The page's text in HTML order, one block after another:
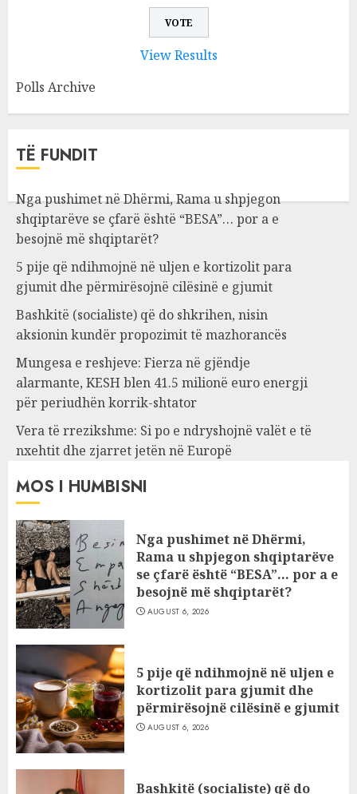
View Results
Polls Archive
TË FUNDIT
Nga pushimet në Dhërmi, Rama u shpjegon
shqiptarëve se çfarë është “BESA”… por a e
besojnë më shqiptarët?
5 pije që ndihmojnë në uljen e kortizolit para
gjumit dhe përmirësojnë cilësinë e gjumit
Bashkitë (socialiste) që do shkrihen, nisin
aksionin kundër propozimit të mazhorancës
Mungesa e reshjeve: Fierza në gjëndje
alarmante, KESH blen 41.5 milionë euro energji
për periudhën korrik-shtator
Vera të rrezikshme: Si po e ndryshojnë valët e të
nxehtit dhe zjarret jetën në Europë
MOS I HUMBISNI
Nga pushimet në Dhërmi,
Rama u shpjegon shqiptarëve
se çfarë është “BESA”… por a e
besojnë më shqiptarët?
AUGUST 6, 2026
5 pije që ndihmojnë në uljen e
kortizolit para gjumit dhe
përmirësojnë cilësinë e gjumit
AUGUST 6, 2026
Bashkitë (socialiste) që do